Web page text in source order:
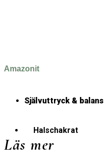
Amazonit
Självuttryck & balans
Halschakrat
Läs mer